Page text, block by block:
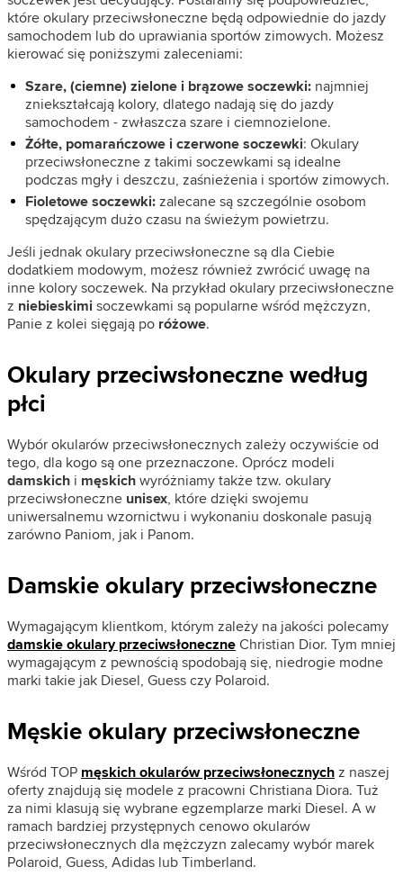
które okulary przeciwsłoneczne będą odpowiednie do jazdy
samochodem lub do uprawiania sportów zimowych. Możesz
kierować się poniższymi zaleceniami:
Szare, (ciemne) zielone i brązowe soczewki: najmniej
zniekształcają kolory, dlatego nadają się do jazdy
samochodem - zwłaszcza szare i ciemnozielone.
Żółte, pomarańczowe i czerwone soczewki: Okulary
przeciwsłoneczne z takimi soczewkami są idealne
podczas mgły i deszczu, zaśnieżenia i sportów zimowych.
Fioletowe soczewki:zalecane są szczególnie osobom
spędzającym dużo czasu na świeżym powietrzu.
Jeśli jednak okulary przeciwsłoneczne są dla Ciebie
dodatkiem modowym, możesz również zwrócić uwagę na
inne kolory soczewek. Na przykład okulary przeciwsłoneczne
z niebieskimisoczewkami są popularne wśród mężczyzn,
Panie z kolei sięgają po różowe.
Okulary przeciwsłoneczne według
płci
Wybór okularów przeciwsłonecznych zależy oczywiście od
tego, dla kogo są one przeznaczone. Oprócz modeli
damskich i męskichwyróżniamy także tzw. okulary
przeciwsłoneczne unisex, które dzięki swojemu
uniwersalnemu wzornictwu i wykonaniu doskonale pasują
zarówno Paniom, jak i Panom.
Damskie okulary przeciwsłoneczne
Wymagającym klientkom, którym zależy na jakości polecamy
damskie okulary przeciwsłoneczneChristian Dior. Tym mniej
wymagającym z pewnością spodobają się, niedrogie modne
marki takie jak Diesel, Guess czy Polaroid.
Męskie okulary przeciwsłoneczne
Wśród TOP męskich okularów przeciwsłonecznychz naszej
oferty znajdują się modele z pracowni Christiana Diora. Tuż
za nimi klasują się wybrane egzemplarze marki Diesel. A w
ramach bardziej przystępnych cenowo okularów
przeciwsłonecznych dla mężczyzn zalecamy wybór marek
Polaroid, Guess, Adidas lub Timberland.